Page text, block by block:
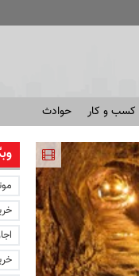
کسب و کار حوادث